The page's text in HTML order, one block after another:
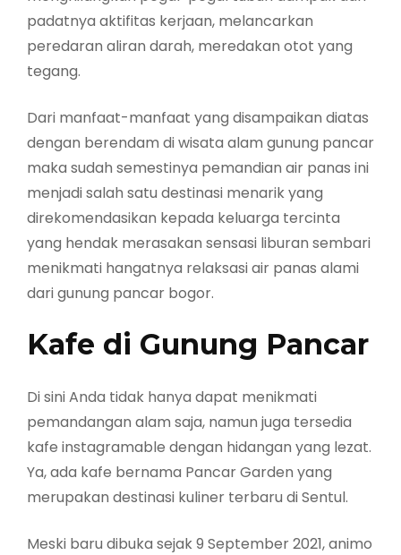
padatnya aktifitas kerjaan, melancarkan
peredaran aliran darah, meredakan otot yang
tegang.
Dari manfaat-manfaat yang disampaikan diatas
dengan berendam di wisata alam gunung pancar
maka sudah semestinya pemandian air panas ini
menjadi salah satu destinasi menarik yang
direkomendasikan kepada keluarga tercinta
yang hendak merasakan sensasi liburan sembari
menikmati hangatnya relaksasi air panas alami
dari gunung pancar bogor.
Kafe di Gunung Pancar
Di sini Anda tidak hanya dapat menikmati
pemandangan alam saja, namun juga tersedia
kafe instagramable dengan hidangan yang lezat.
Ya, ada kafe bernama Pancar Garden yang
merupakan destinasi kuliner terbaru di Sentul.
Meski baru dibuka sejak 9 September 2021, animo